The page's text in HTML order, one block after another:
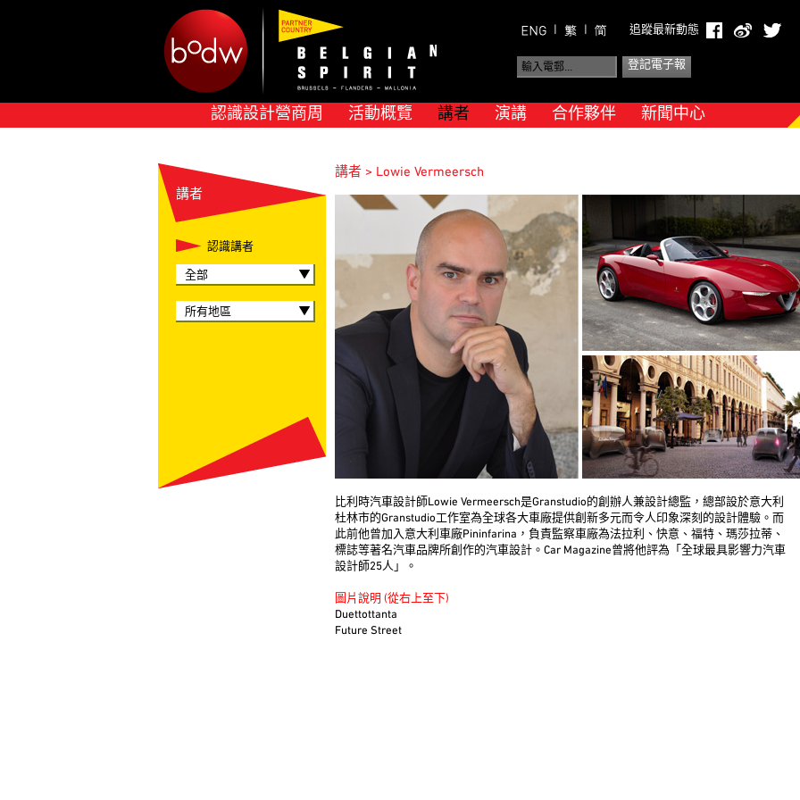
追蹤最新動態
認識設計營商周 活動概覽 講者 演講 合作夥伴 新聞中心
講者
認識講者
全部
所有地區
講者 > Lowie Vermeersch
比利時汽車設計師Lowie Vermeersch是Granstudio的創辦人兼設計總監，總部設於意大利
杜林市的Granstudio工作室為全球各大車廠提供創新多元而令人印象深刻的設計體驗。而
此前他曾加入意大利車廠Pininfarina，負責監察車廠為法拉利、快意、福特、瑪莎拉蒂、
標誌等著名汽車品牌所創作的汽車設計。Car Magazine曾將他評為「全球最具影響力汽車
設計師25人」。
圖片說明 (從右上至下)
Duettottanta
Future Street